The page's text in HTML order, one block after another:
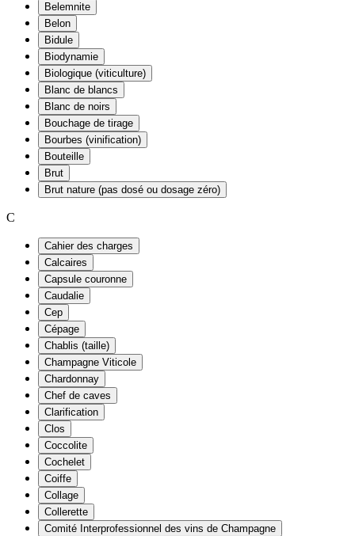
Belemnite
Belon
Bidule
Biodynamie
Biologique (viticulture)
Blanc de blancs
Blanc de noirs
Bouchage de tirage
Bourbes (vinification)
Bouteille
Brut
Brut nature (pas dosé ou dosage zéro)
C
Cahier des charges
Calcaires
Capsule couronne
Caudalie
Cep
Cépage
Chablis (taille)
Champagne Viticole
Chardonnay
Chef de caves
Clarification
Clos
Coccolite
Cochelet
Coiffe
Collage
Collerette
Comité Interprofessionnel des vins de Champagne